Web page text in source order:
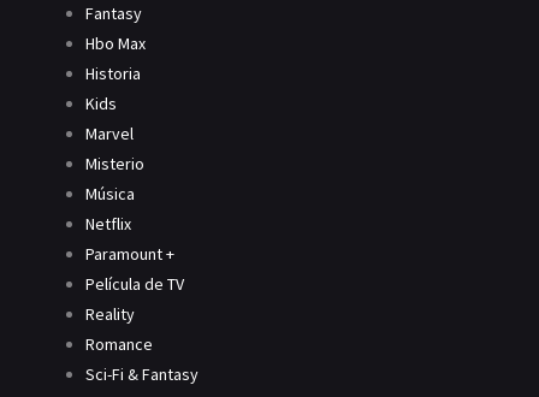
Fantasy
Hbo Max
Historia
Kids
Marvel
Misterio
Música
Netflix
Paramount +
Película de TV
Reality
Romance
Sci-Fi & Fantasy